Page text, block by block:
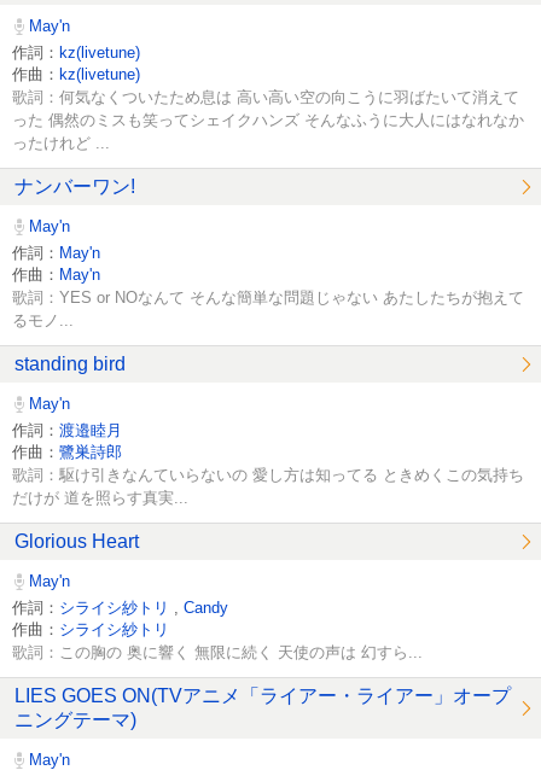
May'n
作詞： kz(livetune)
作曲： kz(livetune)
歌詞：何気なくついたため息は 高い高い空の向こうに羽ばたいて消えて
った 偶然のミスも笑ってシェイクハンズ そんなふうに大人にはなれなか
ったけれど ...
ナンバーワン!
May'n
作詞： May'n
作曲： May'n
歌詞：YES or NOなんて そんな簡単な問題じゃない あたしたちが抱えて
るモノ...
standing bird
May'n
作詞： 渡邉睦月
作曲： 鷺巣詩郎
歌詞：駆け引きなんていらないの 愛し方は知ってる ときめくこの気持ち
だけが 道を照らす真実...
Glorious Heart
May'n
作詞： シライシ紗トリ
Candy
作曲： シライシ紗トリ
歌詞：この胸の 奥に響く 無限に続く 天使の声は 幻すら...
LIES GOES ON(TVアニメ「ライアー・ライアー」オープ
ニングテーマ)
May'n